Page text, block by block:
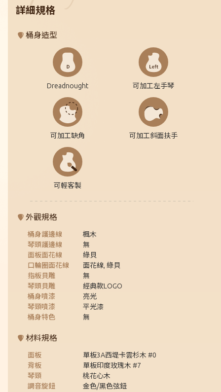
詳細規格
桶身造型
Dreadnought 可加工左手琴
可加工缺角 可加工斜面扶手
可輕客製
外觀規格
桶身護邊線
楓木
琴頭護邊線
無
面板面花線
綠貝
口輪圈面花線
面花線, 綠貝
指板貝雕
無
琴頭貝雕
經典款LOGO
桶身噴漆
亮光
琴頸噴漆
平光漆
桶身特色
無
材料規格
面板
單板3A西堤卡雲杉木 #0
背板
單板印度玫瑰木 #7
琴頸
桃花心木
調音旋鈕
金色/黑色弦鈕